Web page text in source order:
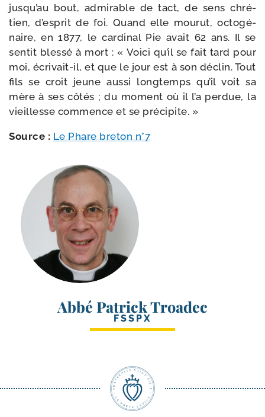
jusqu’au bout, admi­rable de tact, de sens chré­
tien, d’esprit de foi. Quand elle mou­rut, octo­gé­
naire, en 1877, le car­di­nal Pie avait 62 ans. Il se
sen­tit bles­sé à mort : « Voici qu’il se fait tard pour
moi, écrivait-​il, et que le jour est à son déclin. Tout
fils se croit jeune aus­si long­temps qu’il voit sa
mère à ses côtés ; du moment où il l’a per­due, la
vieillesse com­mence et se précipite. »
Source : Le Phare bre­ton n°7
Abbé Patrick Troadec
FSSPX